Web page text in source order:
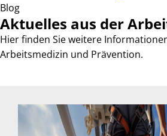
Blog
Aktuelles aus der
Hier finden Sie weitere
Arbeitsmedizin und Prävention.